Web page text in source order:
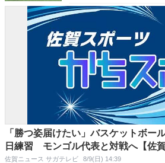
「勝つ姿届けたい」バスケットボー
日練習 モンゴル代表と対戦へ【佐賀
佐賀ニュース サガテレビ 8/9(日) 14:39